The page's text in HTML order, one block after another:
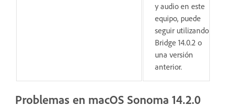
y audio en este
equipo, puede
seguir utilizando
Bridge 14.0.2 o
una versión
anterior.
Problemas en macOS Sonoma 14.2.0